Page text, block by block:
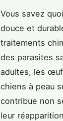
Vous savez
douce et
traitements
des parasites
adultes, les
chiens à peau
contribue non
leur